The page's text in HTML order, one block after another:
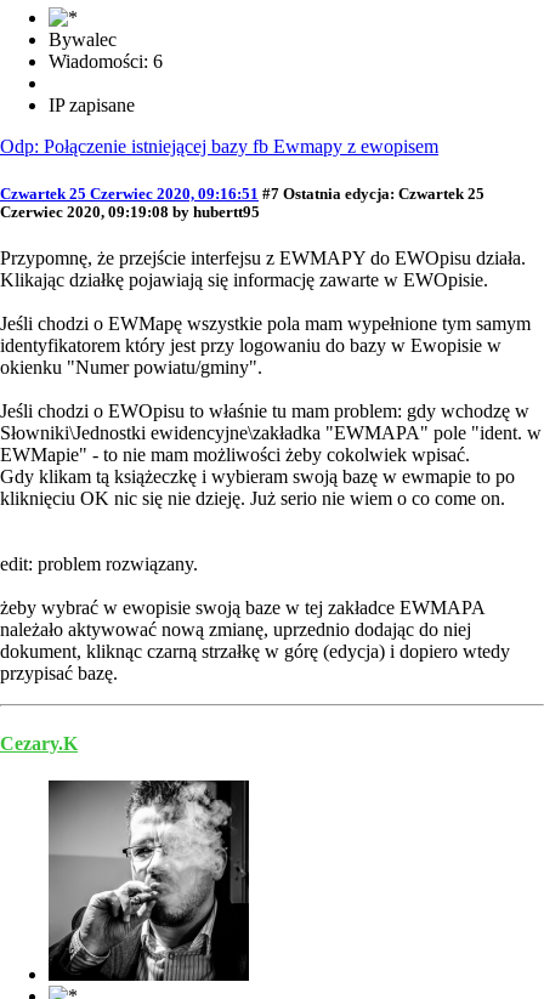
Bywalec
Wiadomości: 6
IP zapisane
Odp: Połączenie istniejącej bazy fb Ewmapy z ewopisem
Czwartek 25 Czerwiec 2020, 09:16:51 #7 Ostatnia edycja: Czwartek 25
Czerwiec 2020, 09:19:08 by hubertt95
Przypomnę, że przejście interfejsu z EWMAPY do EWOpisu działa.
Klikając działkę pojawiają się informację zawarte w EWOpisie.
Jeśli chodzi o EWMapę wszystkie pola mam wypełnione tym samym
identyfikatorem który jest przy logowaniu do bazy w Ewopisie w
okienku "Numer powiatu/gminy".
Jeśli chodzi o EWOpisu to właśnie tu mam problem: gdy wchodzę w
Słowniki\Jednostki ewidencyjne\zakładka "EWMAPA" pole "ident. w
EWMapie" - to nie mam możliwości żeby cokolwiek wpisać.
Gdy klikam tą książeczkę i wybieram swoją bazę w ewmapie to po
kliknięciu OK nic się nie dzieję. Już serio nie wiem o co come on.
edit: problem rozwiązany.
żeby wybrać w ewopisie swoją baze w tej zakładce EWMAPA
należało aktywować nową zmianę, uprzednio dodając do niej
dokument, kliknąc czarną strzałkę w górę (edycja) i dopiero wtedy
przypisać bazę.
Cezary.K